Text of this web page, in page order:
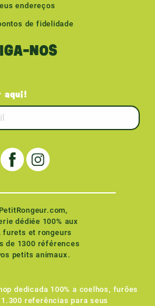
endereços
de fidelidade
NOS
aqui!
dedicada 100% a coelhos, furões
referências para seus